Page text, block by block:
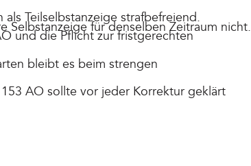
Teilselbstanzeige strafbefreiend.
Selbstanzeige für denselben Zeitraum nicht.
und die Pflicht zur fristgerechten
bleibt es beim strengen
AO sollte vor jeder Korrektur geklärt